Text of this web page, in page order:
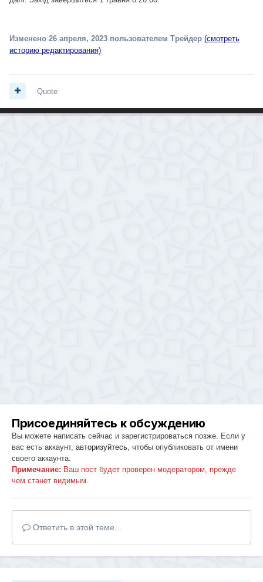
Изменено 26 апреля, 2023 пользователем Трейдер (смотреть
историю редактирования)
Quote
Присоединяйтесь к обсуждению
Вы можете написать сейчас и зарегистрироваться позже. Если у
вас есть аккаунт, авторизуйтесь , чтобы опубликовать от имени
своего аккаунта.
Примечание: Ваш пост будет проверен модератором, прежде
чем станет видимым.
Ответить в этой теме...